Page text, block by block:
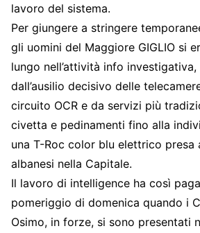
lavoro del sistema.
Per giungere a stringere
gli uomini del Maggiore GIGLIO si
lungo nell’attività info
dall’ausilio decisivo delle
circuito OCR e da servizi più
civetta e pedinamenti fino alla
una T-Roc color blu elettrico presa
albanesi nella Capitale.
Il lavoro di intelligence ha così
pomeriggio di domenica quando i
Osimo, in forze, si sono presentati